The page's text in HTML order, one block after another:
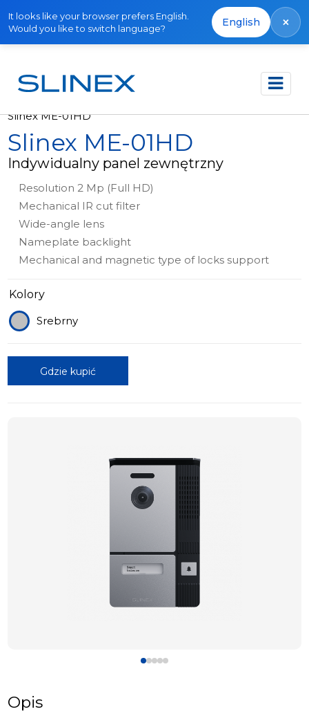
It looks like your browser prefers English.
Would you like to switch language?
English ×
Strona główna Produkty Panele zewnętrzne
Slinex ME-01HD
Slinex ME-01HD
Indywidualny panel zewnętrzny
Resolution 2 Mp (Full HD)
Mechanical IR cut filter
Wide-angle lens
Nameplate backlight
Mechanical and magnetic type of locks support
Kolory
Srebrny
Gdzie kupić
Opis